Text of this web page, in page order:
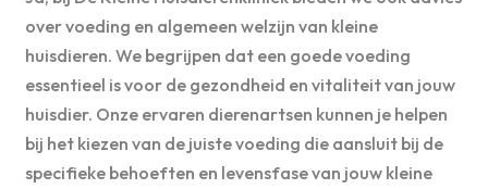
over voeding en algemeen welzijn van kleine
huisdieren. We begrijpen dat een goede voeding
essentieel is voor de gezondheid en vitaliteit van jouw
huisdier. Onze ervaren dierenartsen kunnen je helpen
bij het kiezen van de juiste voeding die aansluit bij de
specifieke behoeften en levensfase van jouw kleine